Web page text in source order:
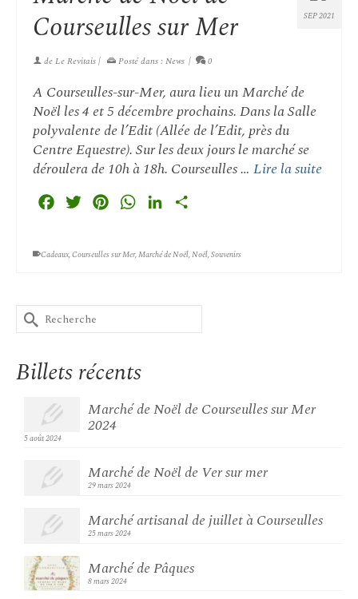
SEP 2021
Courseulles sur Mer
deLe Revitais| Posté dans : News | 0
A Courseulles-sur-Mer, aura lieu un Marché de
Noël les 4 et 5 décembre prochains. Dans la Salle
polyvalente de l’Edit (Allée de l’Edit, près du
Centre Equestre). Sur les deux jours le marché se
déroulera de 10h à 18h. Courseulles … Lire la suite
FacebookTwitterPinterestWhatsAppLinkedIn
Cadeaux,Courseulles sur Mer,Marché de Noël,Noël,Souvenirs
Rechercher :
Billets récents
Marché de Noël de Courseulles sur Mer
2024
5 août 2024
Marché de Noël de Ver sur mer
29 mars 2024
Marché artisanal de juillet à Courseulles
25 mars 2024
Marché de Pâques
8 mars 2024